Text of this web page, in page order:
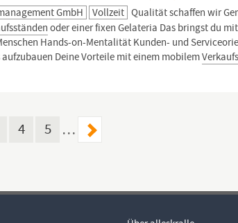
GmbH
Vollzeit Qualität schaffen wir
oder einer fixen Gelateria Das bringst du
Hands-on-Mentalität Kunden- und
aufzubauen Deine Vorteile mit einem mobilem
4 5 …